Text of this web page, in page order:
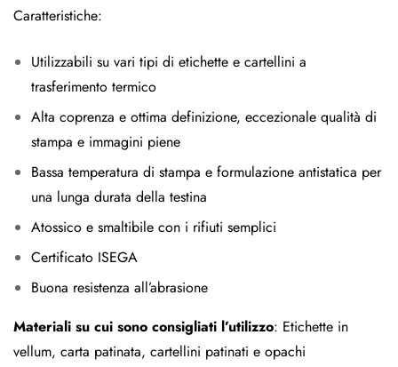
Caratteristiche:
Utilizzabili su vari tipi di etichette e cartellini a
trasferimento termico
Alta coprenza e ottima definizione, eccezionale qualità di
stampa e immagini piene
Bassa temperatura di stampa e formulazione antistatica per
una lunga durata della testina
Atossico e smaltibile con i rifiuti semplici
Certificato ISEGA
Buona resistenza all’abrasione
Materiali su cui sono consigliati l’utilizzo: Etichette in
vellum, carta patinata, cartellini patinati e opachi